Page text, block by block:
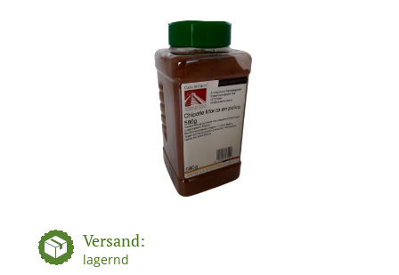
Versand:
lagernd